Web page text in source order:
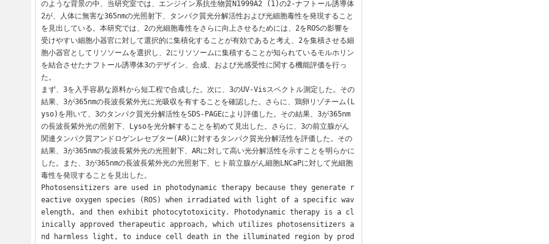
のような背景の中、当研究室では、エンジイン系抗生物質N1999A2 (1)の2-ナフトール誘導体
2が、人体に無害な365nmの光照射下、タンパク質光分解活性および光細胞毒性を発現すること
を見出している。本研究では、2の光細胞毒性をさらに向上させるためには、2をROSの影響を
受けやすい細胞小器官に対して選択的に集積化することが有効であると考え、2を集積させる細
胞小器官としてリソソームを選択し、2にリソソームに集積することが知られているモルホリン
を結合させたナフトール誘導体3のデザイン、合成、および光感受性に関する機能評価を行っ
た。
まず、3を入手容易な原料から短工程で合成した。次に、3のUV-Visスペクトル測定した。その
結果、3が365nmの長波長紫外光に光吸収を有することを確認した。さらに、鶏卵リゾチーム(L
yso)を用いて、3のタンパク質光分解活性をSDS-PAGEにより評価した。その結果、3が365nm
の長波長紫外光の照射下、Lysoを光分解することを初めて見出した。さらに、3の前立腺がん
関連タンパク質アンドロゲンレセプター(AR)に対するタンパク質光分解活性を評価した。その
結果、3が365nmの長波長紫外光の光照射下、ARに対して高い光分解活性を示すことを明らかに
した。また、3が365nmの長波長紫外光の光照射下、ヒト前立腺がん細胞LNCaPに対して光細胞
毒性を発現することを見出した。
Photosensitizers are used in photodynamic therapy because they generate r
eactive oxygen species (ROS) when irradiated with light of a specific wav
elength, and then exhibit photocytotoxicity. Photodynamic therapy is a cl
inically approved therapeutic approach, which utilizes photosensitizers a
nd harmless light, to induce cell death in the illuminated region by prod